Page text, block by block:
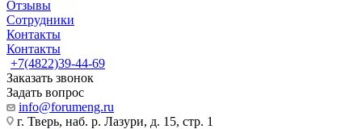
Отзывы
Сотрудники
Контакты
Контакты
+7(4822)39-44-69
Заказать звонок
Задать вопрос
info@forumeng.ru
г. Тверь, наб. р. Лазури, д. 15, стр. 1